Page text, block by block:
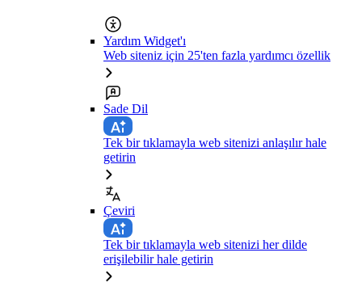
Yardım Widget'ı
Web siteniz için 25'ten fazla yardımcı özellik
Sade Dil
Tek bir tıklamayla web sitenizi anlaşılır hale
getirin
Çeviri
Tek bir tıklamayla web sitenizi her dilde
erişilebilir hale getirin